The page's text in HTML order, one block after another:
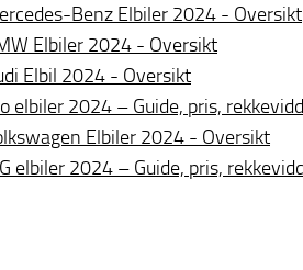
Benz Elbiler 2024 - Oversikt
Elbiler 2024 - Oversikt
Elbil 2024 - Oversikt
elbiler 2024 – Guide, pris,
Elbiler 2024 - Oversikt
elbiler 2024 – Guide, pris,